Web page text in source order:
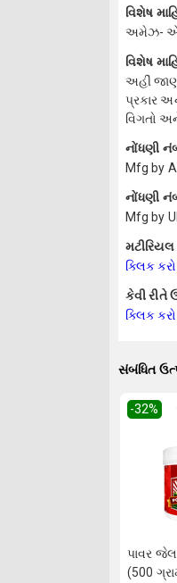
વિશેષ
અમેઝ-
વિશેષ
અહીં
પ્રકાર
વિગતો
નોંધણી
Mfg by
નોંધણી
Mfg by
મટીરિયલ
ક્લિક કરો
કેવી રીતે
ક્લિક કરો
સંબંધિત
-32%
પાવર
(500